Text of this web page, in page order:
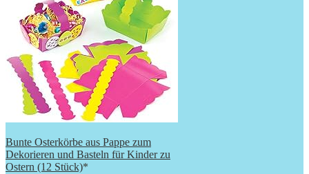
Bunte Osterkörbe aus Pappe zum
Dekorieren und Basteln für Kinder zu
Ostern (12 Stück)*